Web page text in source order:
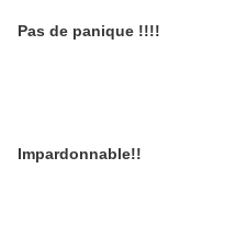
Pas de panique !!!!
Impardonnable!!